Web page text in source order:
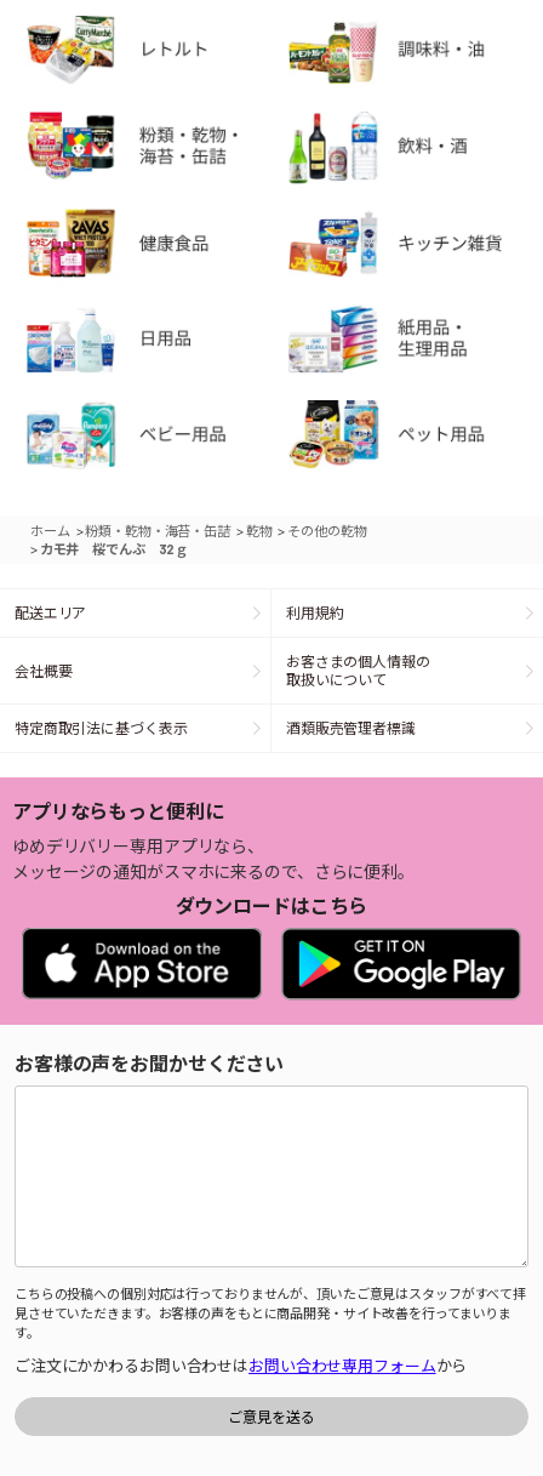
ホーム >粉類・乾物・海苔・缶詰 >乾物 > その他の乾物
> カモ井 桜でんぶ 32ｇ
配送エリア 利用規約
会社概要
お客さまの個人情報の
取扱いについて
特定商取引法に基づく表示 酒類販売管理者標識
アプリならもっと便利に
ゆめデリバリー専用アプリなら、
メッセージの通知がスマホに来るので、さらに便利。
ダウンロードはこちら
お客様の声をお聞かせください
こちらの投稿への個別対応は行っておりませんが、頂いたご意見はスタッフがすべて拝
見させていただきます。お客様の声をもとに商品開発・サイト改善を行ってまいりま
す。
ご注文にかかわるお問い合わせはお問い合わせ専用フォームから